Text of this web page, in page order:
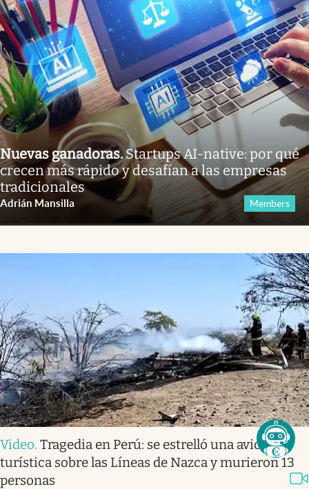
Nuevas ganadoras.Startups AI-native: por qué
crecen más rápido y desafían a las empresas
tradicionales
Adrián Mansilla Members
Video. Tragedia en Perú: se estrelló una avioneta
turística sobre las Líneas de Nazca y murieron 13
personas